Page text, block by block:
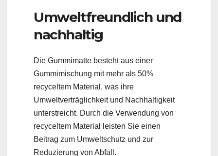
Umweltfreundlich und
nachhaltig
Die Gummimatte besteht aus einer
Gummimischung mit mehr als 50%
recyceltem Material, was ihre
Umweltverträglichkeit und Nachhaltigkeit
unterstreicht. Durch die Verwendung von
recyceltem Material leisten Sie einen
Beitrag zum Umweltschutz und zur
Reduzierung von Abfall.